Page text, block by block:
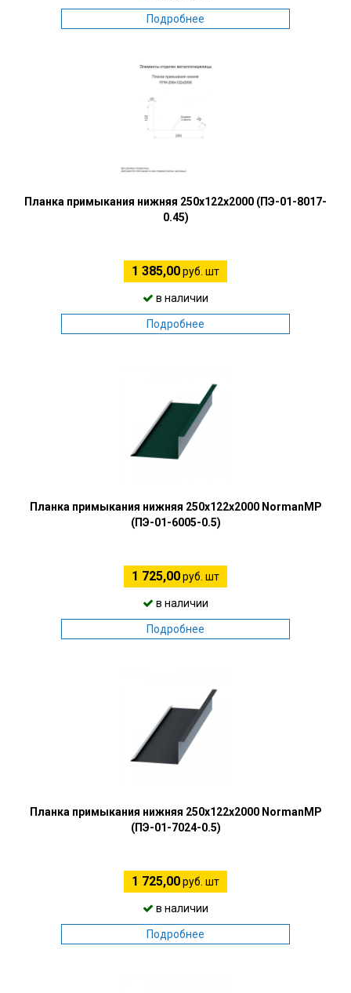
Подробнее
Планка примыкания нижняя 250х122х2000 (ПЭ-01-8017-
0.45)
1 385,00руб. шт
в наличии
Подробнее
Планка примыкания нижняя 250х122х2000 NormanMP
(ПЭ-01-6005-0.5)
1 725,00руб. шт
в наличии
Подробнее
Планка примыкания нижняя 250х122х2000 NormanMP
(ПЭ-01-7024-0.5)
1 725,00руб. шт
в наличии
Подробнее